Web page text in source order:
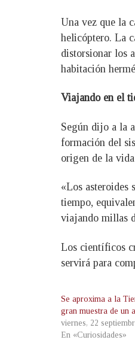
Una vez que la
helicóptero. La
distorsionar los
habitación
Viajando en el
Según dijo a la
formación del
origen de la
«Los asteroides
tiempo,
viajando millas
Los científicos
servirá para
Se aproxima a la
gran muestra de un
viernes, 22
En «Curiosidades»